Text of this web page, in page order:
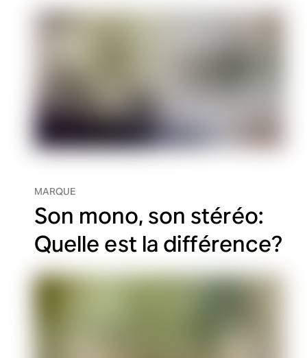
MARQUE
Son mono, son stéréo:
Quelle est la différence?